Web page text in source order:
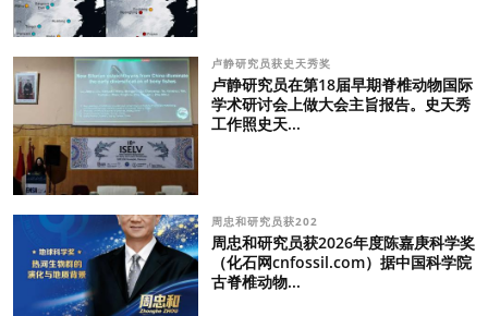
卢静研究员获史天秀奖
卢静研究员在第18届早期脊椎动物国际
学术研讨会上做大会主旨报告。史天秀
工作照史天...
周忠和研究员获202
周忠和研究员获2026年度陈嘉庚科学奖
（化石网cnfossil.com）据中国科学院
古脊椎动物...